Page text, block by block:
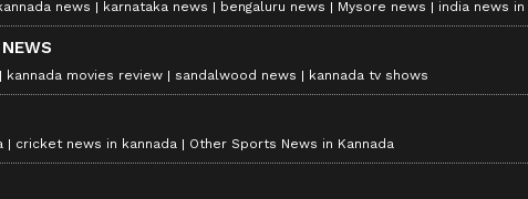
news karnataka news bengaluru news Mysore news india news in
kannada movies review sandalwood news kannada tv shows
cricket news in kannada Other Sports News in Kannada